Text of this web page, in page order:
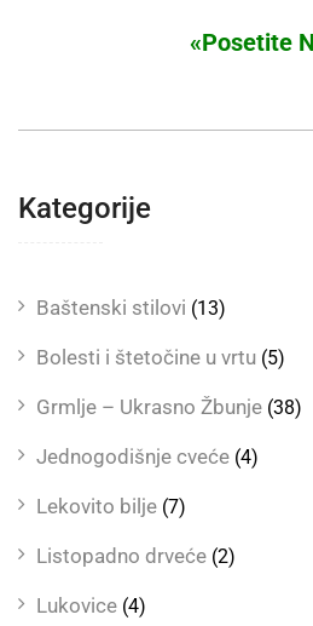
«Posetite
Kategorije
Baštenski stilovi (13)
Bolesti i štetočine u vrtu (5)
Grmlje – Ukrasno Žbunje (38)
Jednogodišnje cveće (4)
Lekovito bilje (7)
Listopadno drveće (2)
Lukovice (4)